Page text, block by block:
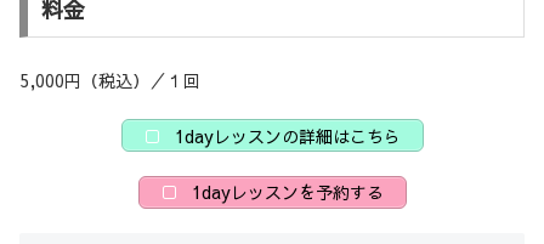
料金
5,000円（税込）／１回
1dayレッスンの詳細はこちら
1dayレッスンを予約する